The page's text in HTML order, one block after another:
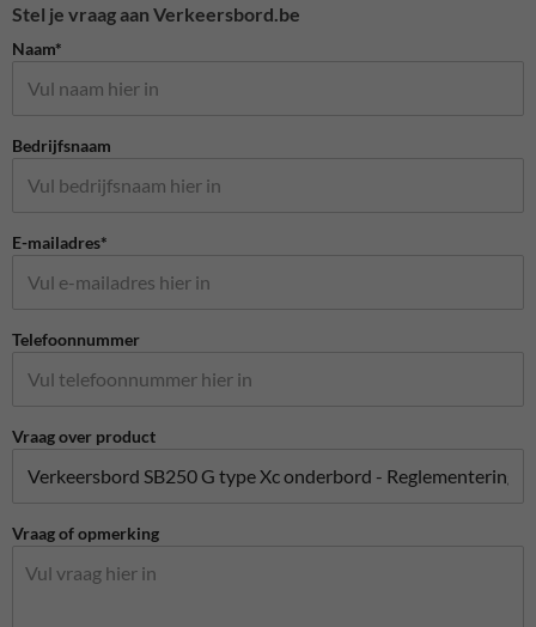
Stel je vraag aan Verkeersbord.be
Naam*
Bedrijfsnaam
E-mailadres*
Telefoonnummer
Vraag over product
Vraag of opmerking